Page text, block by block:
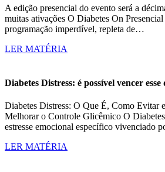
A edição presencial do evento será a
muitas ativações O Diabetes On
programação imperdível, repleta de…
LER MATÉRIA
Diabetes Distress: é possível vencer esse
Diabetes Distress: O Que É, Como Evitar
Melhorar o Controle Glicêmico O
estresse emocional específico vivenciado
LER MATÉRIA